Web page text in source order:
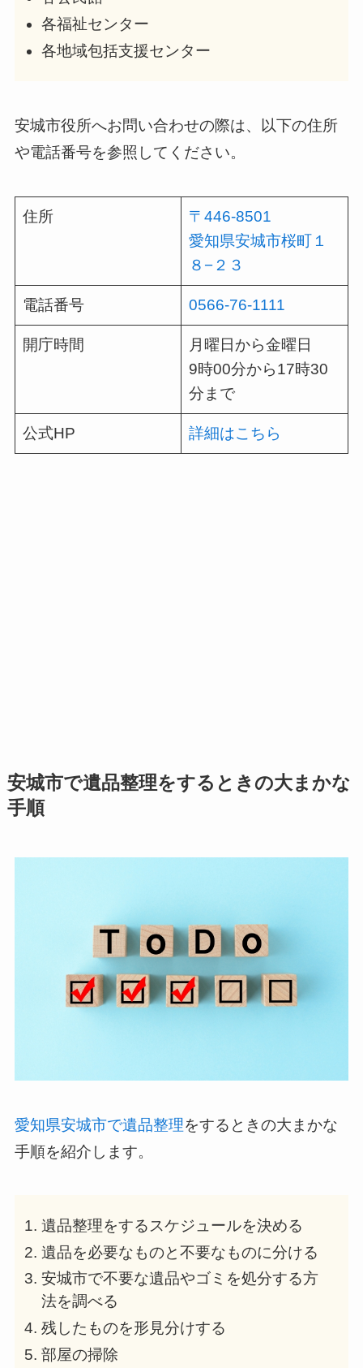
各福祉センター
各地域包括支援センター
安城市役所へお問い合わせの際は、以下の住所
や電話番号を参照してください。
住所
〒446-8501
愛知県安城市桜町１
８−２３
電話番号 0566-76-1111
開庁時間
月曜日から金曜日
9時00分から17時30
分まで
公式HP 詳細はこちら
安城市で遺品整理をするときの大まかな
手順
愛知県安城市で遺品整理をするときの大まかな
手順を紹介します。
遺品整理をするスケジュールを決める
遺品を必要なものと不要なものに分ける
安城市で不要な遺品やゴミを処分する方
法を調べる
残したものを形見分けする
部屋の掃除